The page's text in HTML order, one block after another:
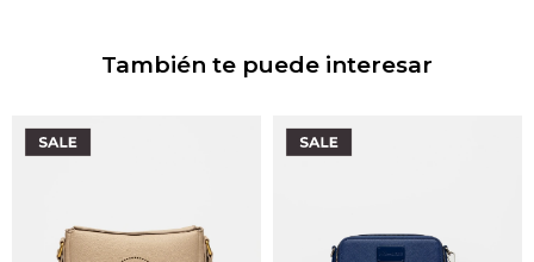
También te puede interesar